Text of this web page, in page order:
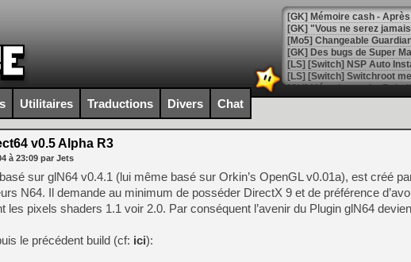
[GK] Mémoire cash -
[GK] "Vous ne serez
[Mo5] Changeable
[GK] Des bugs de Super
[LS] [Switch] NSP Auto
[GK] La saga horrifique
[GK] Le portage de Super
[Mo5] Le jeu de course
[GK] Guillermo del Toro
Utilitaires Traductions Divers Chat
v0.5 Alpha R3
à 23:09 par Jets
sur glN64 v0.4.1 (lui même basé sur Orkin’s OpenGL v0.01a), est créé
N64. Il demande au minimum de posséder DirectX 9 et de préférence
les pixels shaders 1.1 voir 2.0. Par conséquent l’avenir du Plugin glN64
le précédent build (cf: ici):